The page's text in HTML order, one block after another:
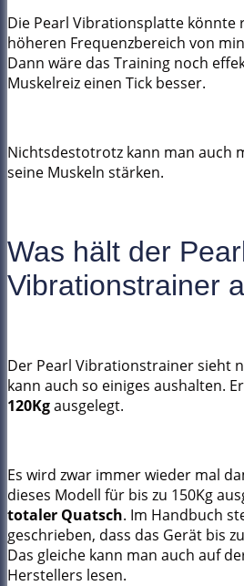
Die Pearl Vibrationsplatte könnte
höheren Frequenzbereich von
Dann wäre das Training noch
Muskelreiz einen Tick besser.
Nichtsdestotrotz kann man auch
seine Muskeln stärken.
Was hält der
Vibrationstrainer
Der Pearl Vibrationstrainer sieht
kann auch so einiges aushalten.
120Kgausgelegt.
Es wird zwar immer wieder mal
dieses Modell für bis zu 150Kg
totaler Quatsch. Im Handbuch
geschrieben, dass das Gerät bis
Das gleiche kann man auch auf
Herstellers lesen.